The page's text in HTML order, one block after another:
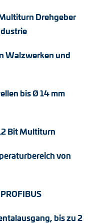
Drehgeber
Walzwerken und
bis Ø 14 mm
Bit Multiturn
von
bis zu 2